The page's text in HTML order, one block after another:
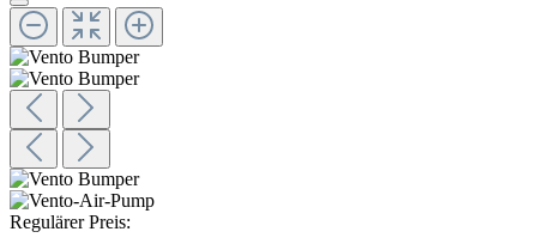
Regulärer Preis: